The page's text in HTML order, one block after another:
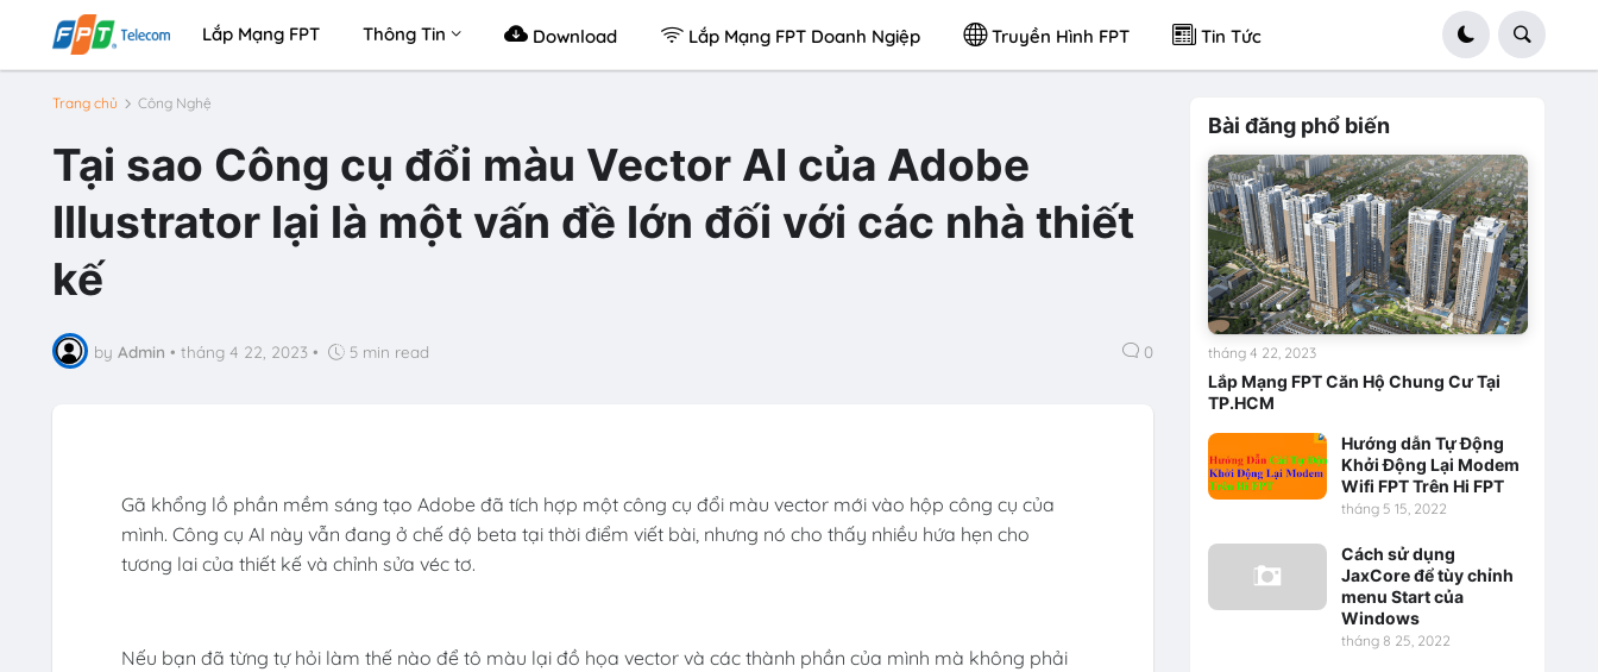
Lắp Mạng FPT Thông Tin Download Lắp Mạng FPT Doanh Ngiệp Truyền Hình FPT Tin Tức
Trang chủ Công Nghệ
Tại sao Công cụ đổi màu Vector AI của Adobe
Illustrator lại là một vấn đề lớn đối với các nhà thiết
kế
by Admin • tháng 4 22, 2023 • 5 min read 0
Gã khổng lồ phần mềm sáng tạo Adobe đã tích hợp một công cụ đổi màu vector mới vào hộp công cụ của
mình. Công cụ AI này vẫn đang ở chế độ beta tại thời điểm viết bài, nhưng nó cho thấy nhiều hứa hẹn cho
tương lai của thiết kế và chỉnh sửa véc tơ.
Nếu bạn đã từng tự hỏi làm thế nào để tô màu lại đồ họa vector và các thành phần của mình mà không phải
Bài đăng phổ biến
Lắp Mạng FPT Căn Hộ Chung Cư Tại
TP.HCM
tháng 4 22, 2023
Hướng dẫn Tự Động
Khởi Động Lại Modem
Wifi FPT Trên Hi FPT
tháng 5 15, 2022
Cách sử dụng
JaxCore để tùy chỉnh
menu Start của
Windows
tháng 8 25, 2022